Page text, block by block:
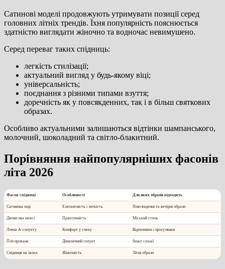
Сатинові моделі продовжують утримувати позиції серед
головних літніх трендів. Їхня популярність пояснюється
здатністю виглядати жіночно та водночас невимушено.
Серед переваг таких спідниць:
легкість стилізації;
актуальний вигляд у будь-якому віці;
універсальність;
поєднання з різними типами взуття;
доречність як у повсякденних, так і в більш святкових
образах.
Особливо актуальними залишаються відтінки шампанського,
молочний, шоколадний та світло-блакитний.
Порівняння найпопулярніших фасонів
літа 2026
Фасон спідниці Особливості Для яких образів підходить
Сатинова міді Елегантність і легкість Повсякденні та вечірні образи
Джинсова максі Практичність Міський стиль
Лляна А-силуету Комфорт у спеку Відпочинок і прогулянки
Плісирована Динамічний силует Smart casual
Спідниця на запах Жіночність Літні образи